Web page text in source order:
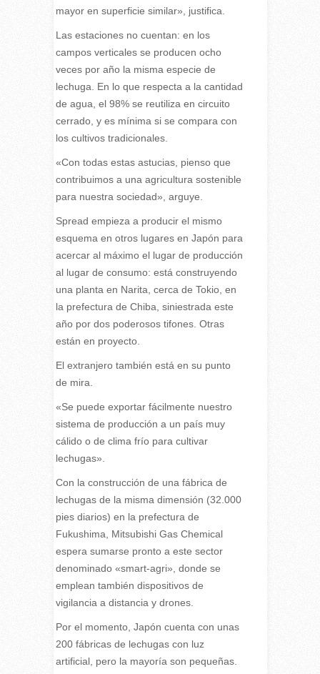
mayor en superficie similar», justifica.
Las estaciones no cuentan: en los
campos verticales se producen ocho
veces por año la misma especie de
lechuga. En lo que respecta a la cantidad
de agua, el 98% se reutiliza en circuito
cerrado, y es mínima si se compara con
los cultivos tradicionales.
«Con todas estas astucias, pienso que
contribuimos a una agricultura sostenible
para nuestra sociedad», arguye.
Spread empieza a producir el mismo
esquema en otros lugares en Japón para
acercar al máximo el lugar de producción
al lugar de consumo: está construyendo
una planta en Narita, cerca de Tokio, en
la prefectura de Chiba, siniestrada este
año por dos poderosos tifones. Otras
están en proyecto.
El extranjero también está en su punto
de mira.
«Se puede exportar fácilmente nuestro
sistema de producción a un país muy
cálido o de clima frío para cultivar
lechugas».
Con la construcción de una fábrica de
lechugas de la misma dimensión (32.000
pies diarios) en la prefectura de
Fukushima, Mitsubishi Gas Chemical
espera sumarse pronto a este sector
denominado «smart-agri», donde se
emplean también dispositivos de
vigilancia a distancia y drones.
Por el momento, Japón cuenta con unas
200 fábricas de lechugas con luz
artificial, pero la mayoría son pequeñas.